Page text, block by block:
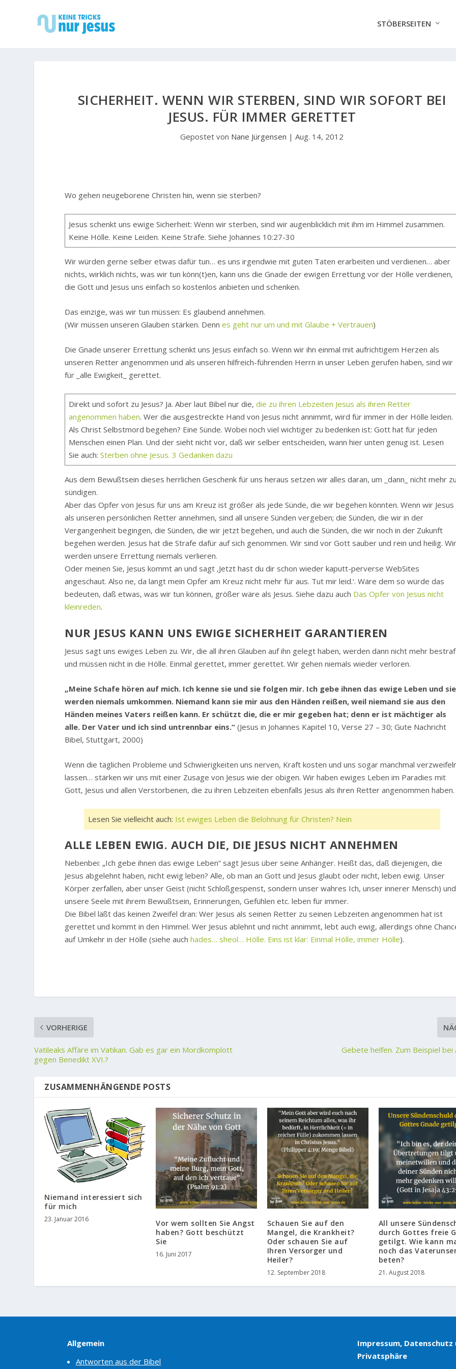
STÖBERSEITEN
SICHERHEIT. WENN WIR STERBEN, SIND WIR SOFORT BEI
JESUS. FÜR IMMER GERETTET
Gepostet von Nane Jürgensen |Aug. 14, 2012
Wo gehen neugeborene Christen hin, wenn sie sterben?
Jesus schenkt uns ewige Sicherheit: Wenn wir sterben, sind wir augenblicklich mit ihm im Himmel zusammen.
Keine Hölle. Keine Leiden. Keine Strafe. Siehe Johannes 10:27-30
Wir würden gerne selber etwas dafür tun… es uns irgendwie mit guten Taten erarbeiten und verdienen… aber
nichts, wirklich nichts, was wir tun könn(t)en, kann uns die Gnade der ewigen Errettung vor der Hölle verdienen,
die Gott und Jesus uns einfach so kostenlos anbieten und schenken.
Das einzige, was wir tun müssen: Es glaubend annehmen.
(Wir müssen unseren Glauben stärken. Dennes geht nur um und mit Glaube + Vertrauen)
Die Gnade unserer Errettung schenkt uns Jesus einfach so. Wenn wir ihn einmal mit aufrichtigem Herzen als
unseren Retter angenommen und als unseren hilfreich-führenden Herrn in unser Leben gerufen haben, sind wir
für _alle Ewigkeit_ gerettet.
Direkt und sofort zu Jesus? Ja. Aber laut Bibel nur die,die zu ihren Lebzeiten Jesus als ihren Retter
angenommen haben. Wer die ausgestreckte Hand von Jesus nicht annimmt, wird für immer in der Hölle leiden.
Als Christ Selbstmord begehen? Eine Sünde. Wobei noch viel wichtiger zu bedenken ist: Gott hat für jeden
Menschen einen Plan. Und der sieht nicht vor, daß wir selber entscheiden, wann hier unten genug ist. Lesen
Sie auch:Sterben ohne Jesus. 3 Gedanken dazu
Aus dem Bewußtsein dieses herrlichen Geschenk für uns heraus setzen wir alles daran, um _dann_ nicht mehr zu
sündigen.
Aber das Opfer von Jesus für uns am Kreuz ist größer als jede Sünde, die wir begehen könnten. Wenn wir Jesus
als unseren persönlichen Retter annehmen, sind all unsere Sünden vergeben; die Sünden, die wir in der
Vergangenheit begingen, die Sünden, die wir jetzt begehen, und auch die Sünden, die wir noch in der Zukunft
begehen werden. Jesus hat die Strafe dafür auf sich genommen. Wir sind vor Gott sauber und rein und heilig. Wir
werden unsere Errettung niemals verlieren.
Oder meinen Sie, Jesus kommt an und sagt ‚Jetzt hast du dir schon wieder kaputt-perverse WebSites
angeschaut. Also ne, da langt mein Opfer am Kreuz nicht mehr für aus. Tut mir leid.‘. Wäre dem so würde das
bedeuten, daß etwas, was wir tun können, größer wäre als Jesus. Siehe dazu auch Das Opfer von Jesus nicht
kleinreden.
NUR JESUS KANN UNS EWIGE SICHERHEIT GARANTIEREN
Jesus sagt uns ewiges Leben zu. Wir, die all ihren Glauben auf ihn gelegt haben, werden dann nicht mehr
und müssen nicht in die Hölle. Einmal gerettet, immer gerettet. Wir gehen niemals wieder verloren.
„Meine Schafe hören auf mich. Ich kenne sie und sie folgen mir. Ich gebe ihnen das ewige Leben und sie
werden niemals umkommen. Niemand kann sie mir aus den Händen reißen, weil niemand sie aus den
Händen meines Vaters reißen kann. Er schützt die, die er mir gegeben hat; denn er ist mächtiger als
alle. Der Vater und ich sind untrennbar eins.“ (Jesus in Johannes Kapitel 10, Verse 27 – 30; Gute Nachricht
Bibel, Stuttgart, 2000)
Wenn die täglichen Probleme und Schwierigkeiten uns nerven, Kraft kosten und uns sogar manchmal
lassen… stärken wir uns mit einer Zusage von Jesus wie der obigen. Wir haben ewiges Leben im Paradies mit
Gott, Jesus und allen Verstorbenen, die zu ihren Lebzeiten ebenfalls Jesus als ihren Retter angenommen haben.
Lesen Sie vielleicht auch: Ist ewiges Leben die Belohnung für Christen? Nein
ALLE LEBEN EWIG. AUCH DIE, DIE JESUS NICHT ANNEHMEN
Nebenbei: „Ich gebe ihnen das ewige Leben“ sagt Jesus über seine Anhänger. Heißt das, daß diejenigen, die
Jesus abgelehnt haben, nicht ewig leben? Alle, ob man an Gott und Jesus glaubt oder nicht, leben ewig. Unser
Körper zerfallen, aber unser Geist (nicht Schloßgespenst, sondern unser wahres Ich, unser innerer Mensch) und
unsere Seele mit ihrem Bewußtsein, Erinnerungen, Gefühlen etc. leben für immer.
Die Bibel läßt das keinen Zweifel dran: Wer Jesus als seinen Retter zu seinen Lebzeiten angenommen hat ist
gerettet und kommt in den Himmel. Wer Jesus ablehnt und nicht annimmt, lebt auch ewig, allerdings ohne
auf Umkehr in der Hölle (siehe auchhades… sheol… Hölle. Eins ist klar: Einmal Hölle, immer Hölle).
VORHERIGE
Vatileaks Affäre im Vatikan. Gab es gar ein Mordkomplott
gegen Benedikt XVI.?
Gebete helfen. Zum Beispiel bei
ZUSAMMENHÄNGENDE POSTS
Niemand interessiert sich
für mich
23. Januar 2016
Vor wem sollten Sie Angst
haben? Gott beschützt
Sie
16. Juni 2017
Schauen Sie auf den
Mangel, die Krankheit?
Oder schauen Sie auf
Ihren Versorger und
Heiler?
12. September 2018
All unsere
durch Gottes freie
getilgt. Wie kann
noch das
beten?
21. August 2018
Allgemein
Antworten aus der Bibel
Impressum, Datenschutz
Privatsphäre